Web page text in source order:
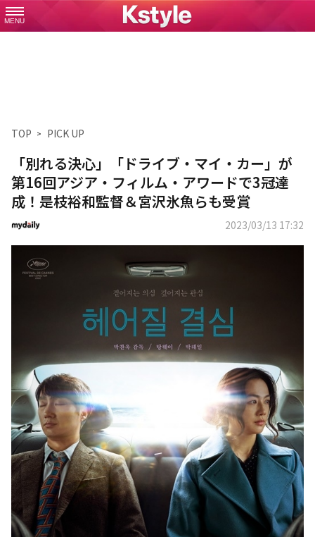
MENU
TOP PICK UP
「別れる決心」「ドライブ・マイ・カー」が
第16回アジア・フィルム・アワードで3冠達
成！是枝裕和監督＆宮沢氷魚らも受賞
2023/03/13 17:32